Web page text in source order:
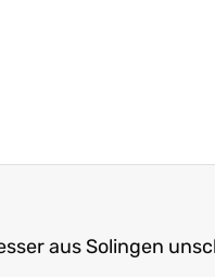
aus Solingen